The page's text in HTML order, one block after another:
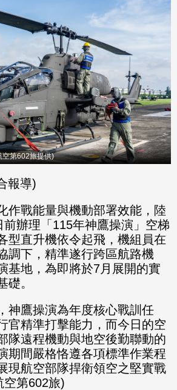
空第602旅提供)
報導)
作戰能量與機動部署效能，陸
辦理「115年神鷹操演」空梯
型直升機依令起飛，機組員在
調下，精準遂行跨區航路機
基地，為即將於7月展開的實
礎。
神鷹操演為年度核心戰訓任
官精準打擊能力，而今日的空
隊遠程機動與地空後勤聯動的
期間嚴格恪遵各項標準作業程
現航空部隊捍衛領空之堅實戰
空第602旅)